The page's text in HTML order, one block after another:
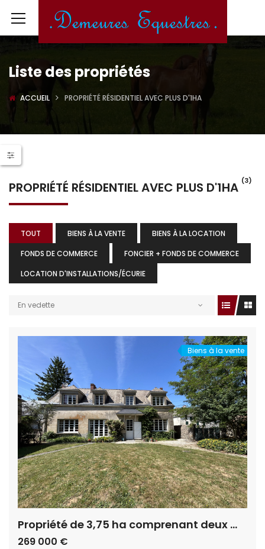
Liste des propriétés
ACCUEIL PROPRIÉTÉ RÉSIDENTIEL AVEC PLUS D'1HA
PROPRIÉTÉ RÉSIDENTIEL AVEC PLUS D'1HA (3)
TOUT BIENS À LA VENTE
BIENS À LA LOCATION
FONDS DE COMMERCE
FONCIER + FONDS DE COMMERCE
LOCATION D'INSTALLATIONS/ÉCURIE
En vedette
Biens à la vente
Propriété de 3,75 ha comprenant deux maisons
269 000 €